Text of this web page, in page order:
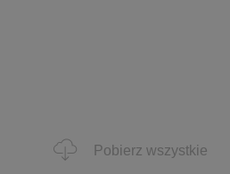
Pobierz wszystkie